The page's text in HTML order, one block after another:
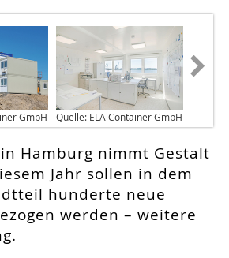
GmbH Quelle: ELA Container GmbH
Hamburg nimmt Gestalt
Jahr sollen in dem
hunderte neue
werden – weitere